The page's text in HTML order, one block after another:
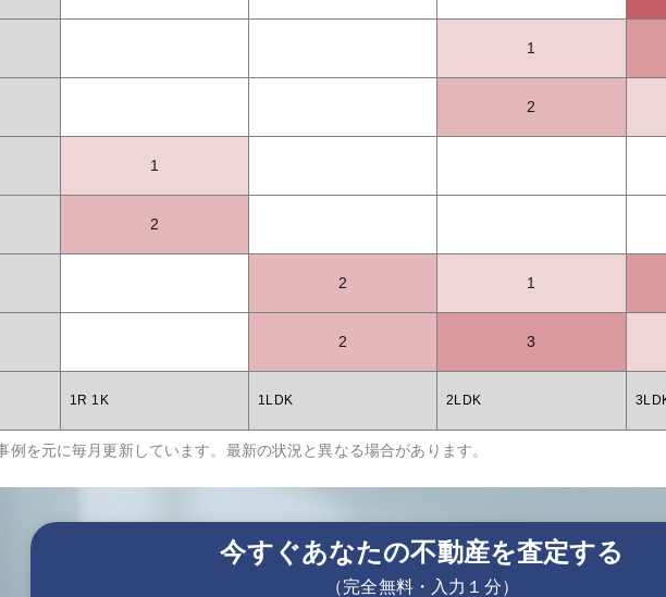
1
2
1
2
2 1
2 3
1R 1K 1LDK 2LDK
例を元に毎月更新しています。最新の状況と異なる場合があります。
今すぐあなたの不動産を査定する
（完全無料・入力１分）